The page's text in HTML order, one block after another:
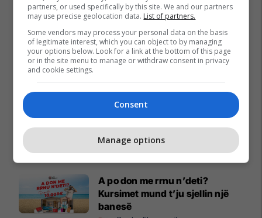
Reklamo këtu
A po don me rrnu n’deti?
Kursimet mund t’ju sjellin një
banesë
partners, or used specifically by this site. We and our partners
may use precise geolocation data. List of partners.
Some vendors may process your personal data on the basis
of legitimate interest, which you can object to by managing
your options below. Look for a link at the bottom of this page
or in the site menu to manage or withdraw consent in privacy
and cookie settings.
Consent
Manage options